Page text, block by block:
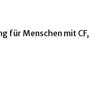
für Menschen mit CF,